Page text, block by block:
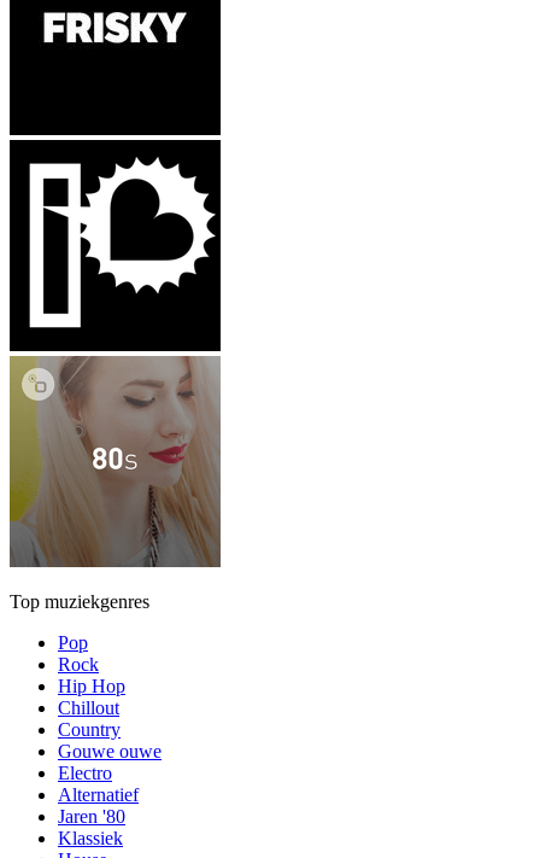
Top muziekgenres
Pop
Rock
Hip Hop
Chillout
Country
Gouwe ouwe
Electro
Alternatief
Jaren '80
Klassiek